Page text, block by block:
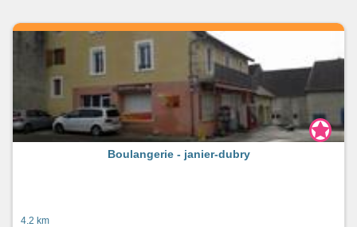
Boulangerie - janier-dubry
4.2 km